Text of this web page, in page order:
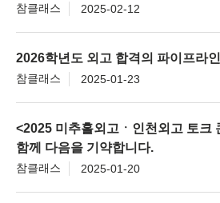
참클래스 2025-02-12
2026학년도 외고 합격의 파이프라
참클래스 2025-01-23
<2025 미추홀외고ㆍ인천외고 토크
함께 다음을 기약합니다.
참클래스 2025-01-20